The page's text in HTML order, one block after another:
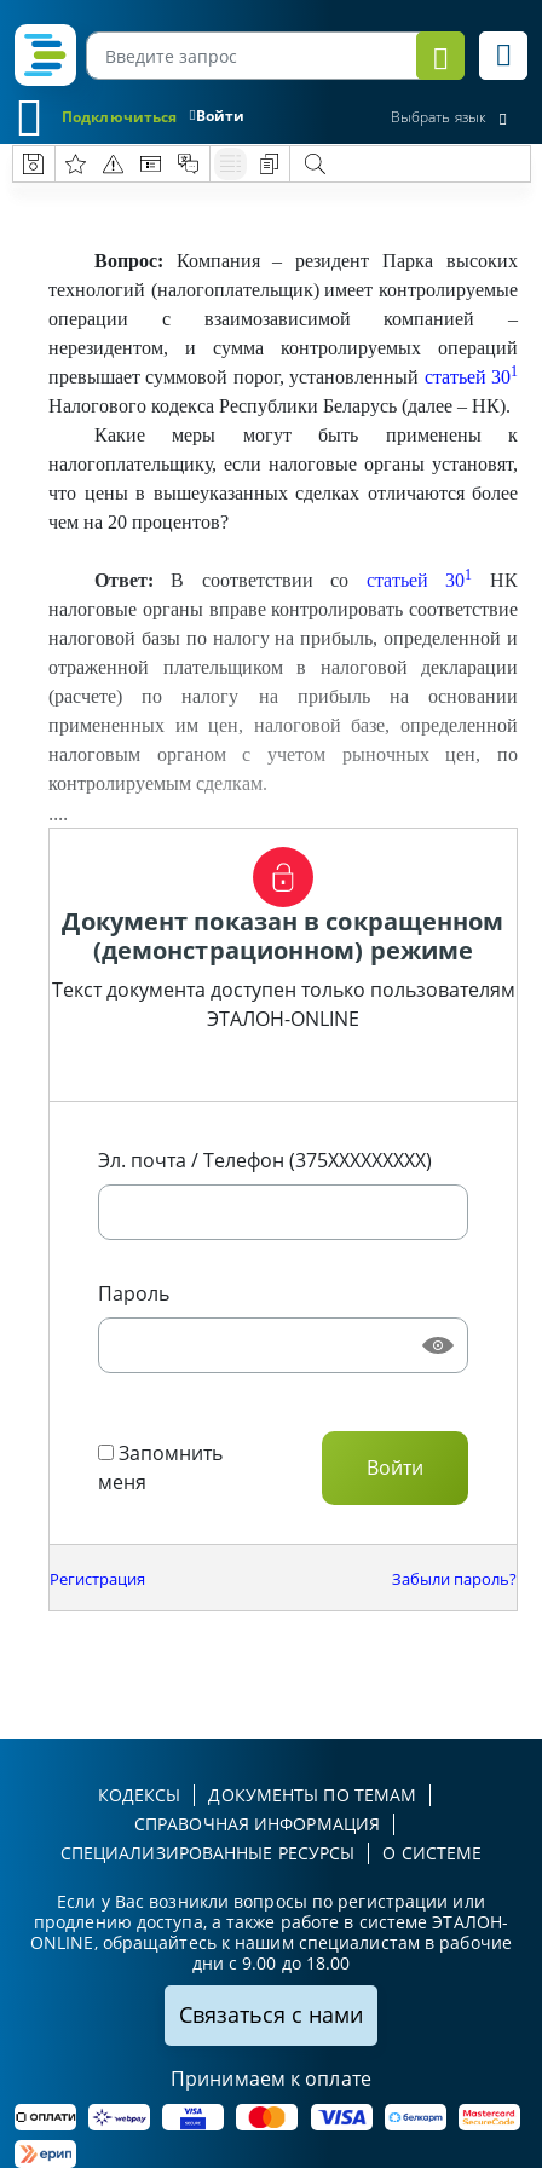
Войти
Подключиться Выбрать язык
Вопрос: Компания – резидент Парка высоких
технологий (налогоплательщик) имеет контролируемые
операции с взаимозависимой компанией –
нерезидентом, и сумма контролируемых операций
превышает суммовой порог, установленный статьей 301
Налогового кодекса Республики Беларусь (далее – НК).
Какие меры могут быть применены к
налогоплательщику, если налоговые органы установят,
что цены в вышеуказанных сделках отличаются более
чем на 20 процентов?
Ответ: В соответствии со статьей 301
НК
налоговые органы вправе контролировать соответствие
налоговой базы по налогу на прибыль, определенной и
отраженной плательщиком в налоговой декларации
(расчете) по налогу на прибыль на основании
примененных им цен, налоговой базе, определенной
налоговым органом с учетом рыночных цен, по
контролируемым сделкам.
....
Документ показан в сокращенном
(демонстрационном) режиме
Текст документа доступен только пользователям
ЭТАЛОН-ONLINE
Эл. почта / Телефон (375XXXXXXXXX)
Пароль
Запомнить
меня
Регистрация Забыли пароль?
КОДЕКСЫ
ДОКУМЕНТЫ ПО ТЕМАМ
СПРАВОЧНАЯ ИНФОРМАЦИЯ
СПЕЦИАЛИЗИРОВАННЫЕ РЕСУРСЫ
О СИСТЕМЕ
Если у Вас возникли вопросы по регистрации или
продлению доступа, а также работе в системе ЭТАЛОН-
ONLINE, обращайтесь к нашим специалистам в рабочие
дни с 9.00 до 18.00
Связаться с нами
Принимаем к оплате